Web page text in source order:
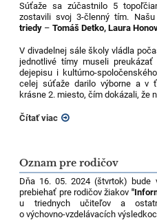
Súťaže sa zúčastnilo 5
zostavili svoj 3-členný tím.
triedy –Tomáš Detko, Laura
V divadelnej sále školy vládla
jednotlivé tímy museli
dejepisu i kultúrno-
celej súťaže darilo výborne a v
krásne 2. miesto, čím dokázali, že
Čítať viac
Oznam pre rodičov
Dňa 16. 05. 2024 (štvrtok) bude
prebiehať pre rodičov žiakov
u triednych učiteľov a
o výchovno-vzdelávacích